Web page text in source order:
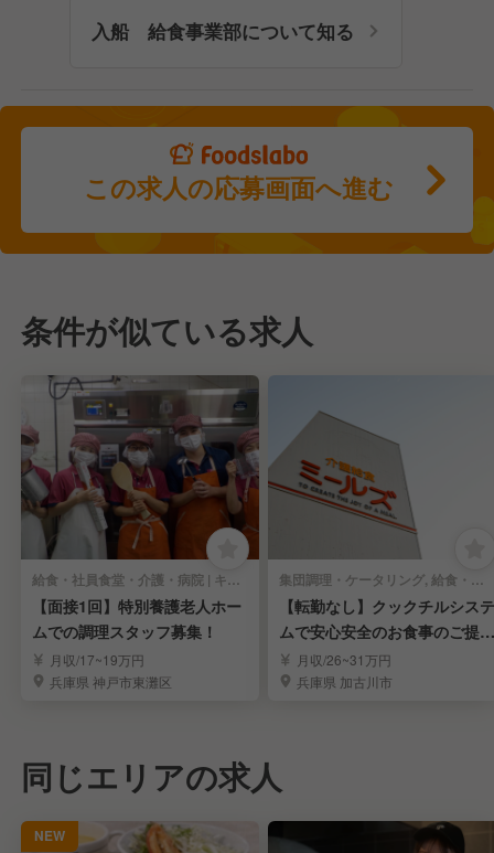
入船 給食事業部について知る
この求人の応募画面へ進む
条件が似ている求人
給食・社員食堂・介護・病院 | キッチンスタッフ
【面接1回】特別養護老人ホー
ムでの調理スタッフ募集！
月収/17~19万円
兵庫県 神戸市東灘区
集団調理・ケータリング, 給食・社員食堂・介護・病院 | キッチンスタッフ
【転勤なし】クックチルシステ
ムで安心安全のお食事のご提
供。調理責任者募集
月収/26~31万円
兵庫県 加古川市
同じエリアの求人
NEW